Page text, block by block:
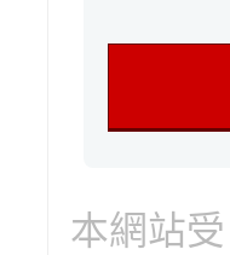
本網站